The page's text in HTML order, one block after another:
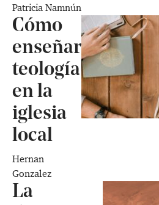
​Patricia Namnún
Cómo
enseñar
teología
en la
iglesia
local
Hernan
Gonzalez
La